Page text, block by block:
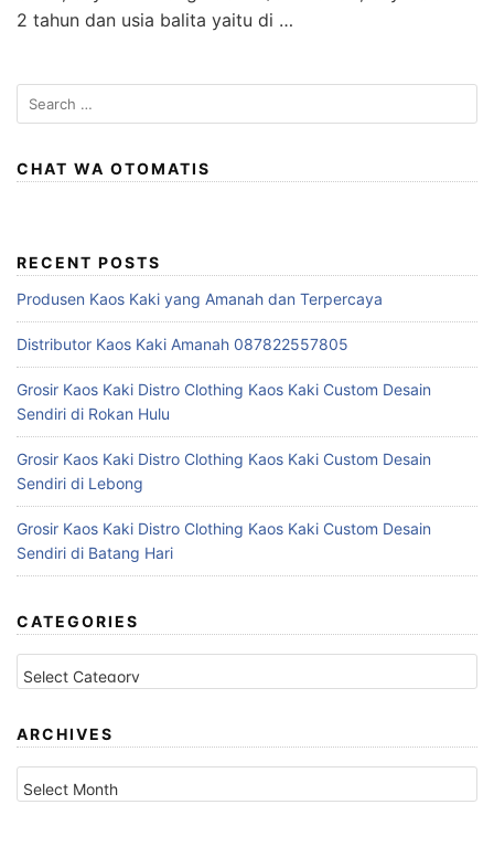
2 tahun dan usia balita yaitu di …
e
r
o
r
CHAT WA OTOMATIS
RECENT POSTS
Produsen Kaos Kaki yang Amanah dan Terpercaya
Distributor Kaos Kaki Amanah 087822557805
Grosir Kaos Kaki Distro Clothing Kaos Kaki Custom Desain
Sendiri di Rokan Hulu
Grosir Kaos Kaki Distro Clothing Kaos Kaki Custom Desain
Sendiri di Lebong
Grosir Kaos Kaki Distro Clothing Kaos Kaki Custom Desain
Sendiri di Batang Hari
CATEGORIES
C
a
e
r
ARCHIVES
A